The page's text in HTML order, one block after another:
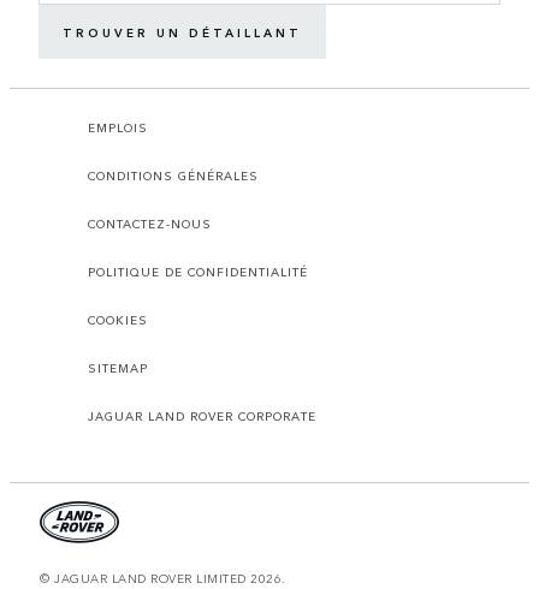
TROUVER UN DÉTAILLANT
EMPLOIS
CONDITIONS GÉNÉRALES
CONTACTEZ-NOUS
POLITIQUE DE CONFIDENTIALITÉ
COOKIES
SITEMAP
JAGUAR LAND ROVER CORPORATE
© JAGUAR LAND ROVER LIMITED 2026.